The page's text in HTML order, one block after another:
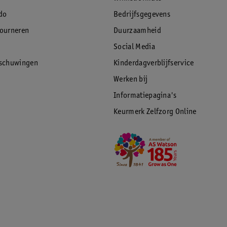
Bedrijfsgegevens
Duurzaamheid
Social Media
Kinderdagverblijfservice
Werken bij
Informatiepagina's
Keurmerk Zelfzorg Online